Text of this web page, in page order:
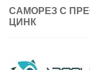
САМОРЕЗ С
ЦИНК